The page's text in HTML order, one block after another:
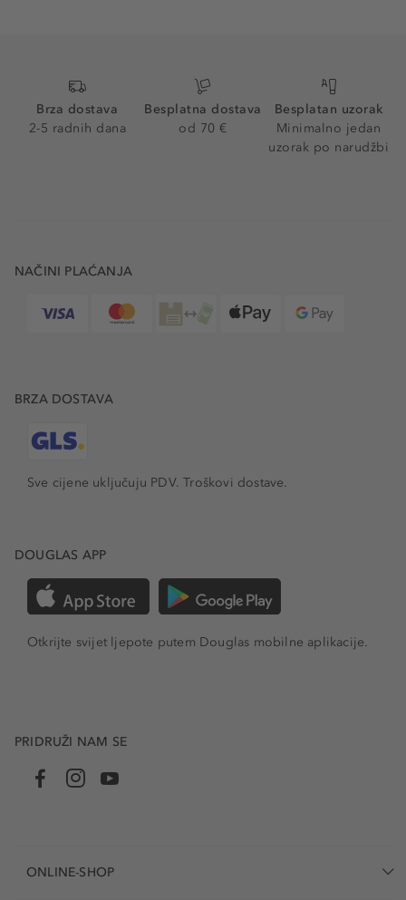
Brza dostava
2-5 radnih dana
Besplatna dostava
od 70 €
Besplatan uzorak
Minimalno jedan
uzorak po narudžbi
NAČINI PLAĆANJA
BRZA DOSTAVA
Sve cijene uključuju PDV.Troškovi dostave.
DOUGLAS APP
Otkrijte svijet ljepote putem Douglas mobilne aplikacije.
PRIDRUŽI NAM SE
ONLINE-SHOP